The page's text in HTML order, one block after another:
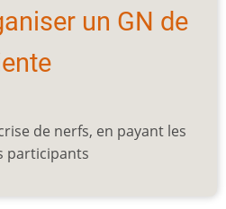
un GN de
de nerfs, en payant les
participants